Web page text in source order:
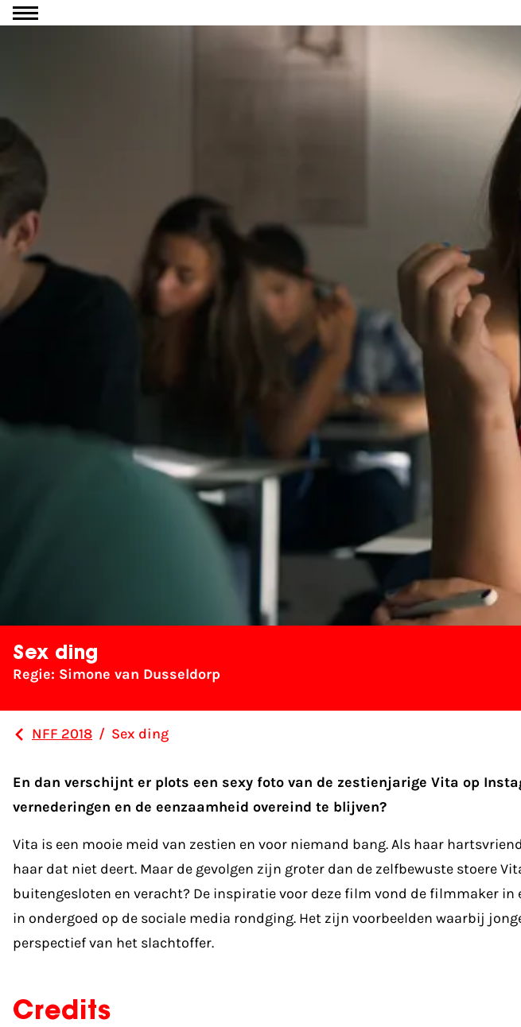
Ga naar inhoud
Sex ding
Regie: Simone van Dusseldorp
NFF 2018 / Sex ding
En dan verschijnt er plots een sexy foto van de zestienjarige Vita op
vernederingen en de eenzaamheid overeind te blijven?
Vita is een mooie meid van zestien en voor niemand bang. Als haar
haar dat niet deert. Maar de gevolgen zijn groter dan de zelfbewuste stoere
buitengesloten en veracht? De inspiratie voor deze film vond de filmmaker
in ondergoed op de sociale media rondging. Het zijn voorbeelden waarbij
perspectief van het slachtoffer.
Credits